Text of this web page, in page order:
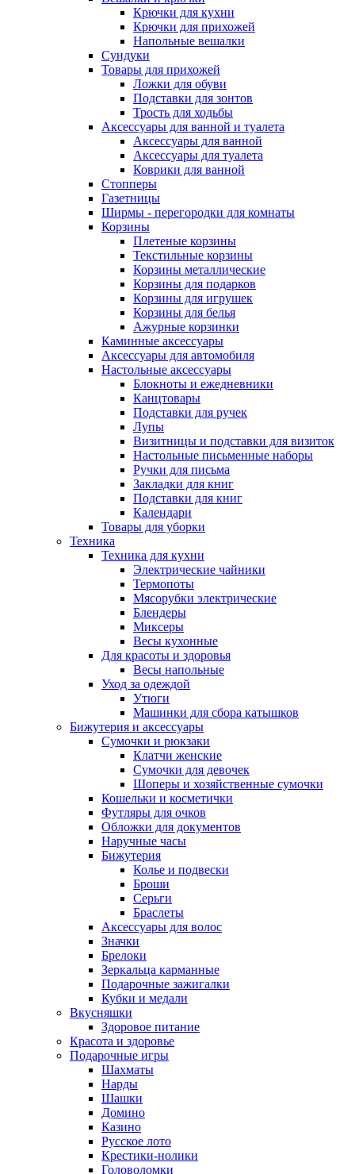
Крючки для кухни
Крючки для прихожей
Напольные вешалки
Сундуки
Товары для прихожей
Ложки для обуви
Подставки для зонтов
Трость для ходьбы
Аксессуары для ванной и туалета
Аксессуары для ванной
Аксессуары для туалета
Коврики для ванной
Стопперы
Газетницы
Ширмы - перегородки для комнаты
Корзины
Плетеные корзины
Текстильные корзины
Корзины металлические
Корзины для подарков
Корзины для игрушек
Корзины для белья
Ажурные корзинки
Каминные аксессуары
Аксессуары для автомобиля
Настольные аксессуары
Блокноты и ежедневники
Канцтовары
Подставки для ручек
Лупы
Визитницы и подставки для визиток
Настольные письменные наборы
Ручки для письма
Закладки для книг
Подставки для книг
Календари
Товары для уборки
Техника
Техника для кухни
Электрические чайники
Термопоты
Мясорубки электрические
Блендеры
Миксеры
Весы кухонные
Для красоты и здоровья
Весы напольные
Уход за одеждой
Утюги
Машинки для сбора катышков
Бижутерия и аксессуары
Сумочки и рюкзаки
Клатчи женские
Сумочки для девочек
Шоперы и хозяйственные сумочки
Кошельки и косметички
Футляры для очков
Обложки для документов
Наручные часы
Бижутерия
Колье и подвески
Броши
Серьги
Браслеты
Аксессуары для волос
Значки
Брелоки
Зеркальца карманные
Подарочные зажигалки
Кубки и медали
Вкусняшки
Здоровое питание
Красота и здоровье
Подарочные игры
Шахматы
Нарды
Шашки
Домино
Казино
Русское лото
Крестики-нолики
Головоломки